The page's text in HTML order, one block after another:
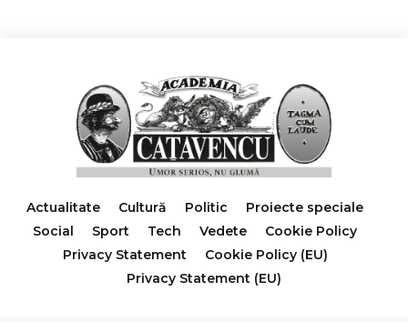
Actualitate Cultură Politic
Proiecte speciale
Social
Sport Tech Vedete
Cookie Policy
Privacy Statement
Cookie Policy (EU)
Privacy Statement (EU)